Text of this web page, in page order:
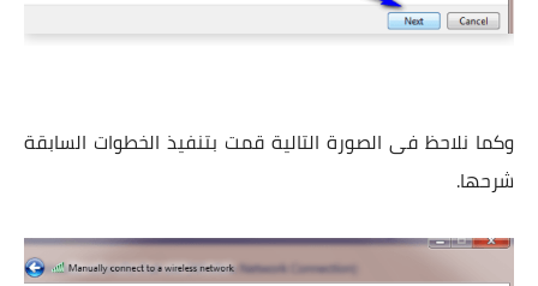
وكما نلاحظ فى الصورة التالية قمت بتنفيذ الخطوات السابقة
شرحها.